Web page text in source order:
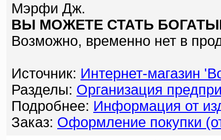
Мэрфи Дж.
ВЫ МОЖЕТЕ СТАТЬ
Возможно, временно нет в
Источник: Интернет-магазин
Разделы: Организация
Подробнее: Информация от
Заказ: Оформление покупки